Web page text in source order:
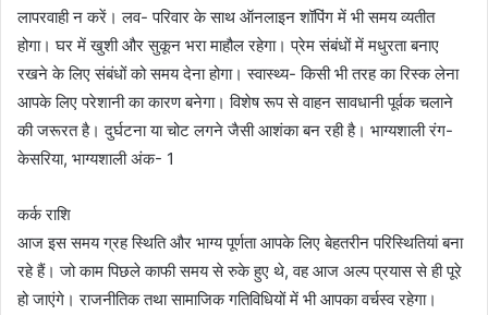
लापरवाही न करें। लव- परिवार के साथ ऑनलाइन शॉपिंग में भी समय व्यतीत
होगा। घर में खुशी और सुकून भरा माहौल रहेगा। प्रेम संबंधों में मधुरता बनाए
रखने के लिए संबंधों को समय देना होगा। स्वास्थ्य- किसी भी तरह का रिस्क लेना
आपके लिए परेशानी का कारण बनेगा। विशेष रूप से वाहन सावधानी पूर्वक चलाने
की जरूरत है। दुर्घटना या चोट लगने जैसी आशंका बन रही है। भाग्यशाली रंग-
केसरिया, भाग्यशाली अंक- 1
कर्क राशि
आज इस समय ग्रह स्थिति और भाग्य पूर्णता आपके लिए बेहतरीन परिस्थितियां बना
रहे हैं। जो काम पिछले काफी समय से रुके हुए थे, वह आज अल्प प्रयास से ही पूरे
हो जाएंगे। राजनीतिक तथा सामाजिक गतिविधियों में भी आपका वर्चस्व रहेगा।